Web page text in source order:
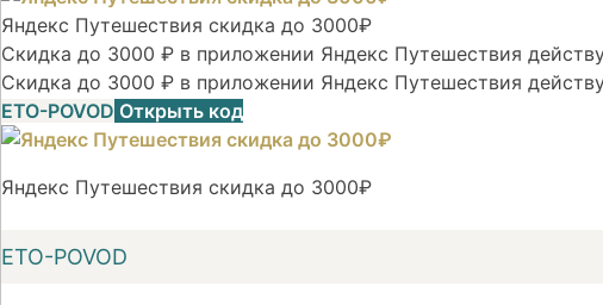
Яндекс Путешествия скидка до 3000₽
Скидка до 3000 ₽ в приложении Яндекс Путешествия
Скидка до 3000 ₽ в приложении Яндекс Путешествия
ETO-POVOD Открыть код
Яндекс Путешествия скидка до 3000₽
ETO-POVOD